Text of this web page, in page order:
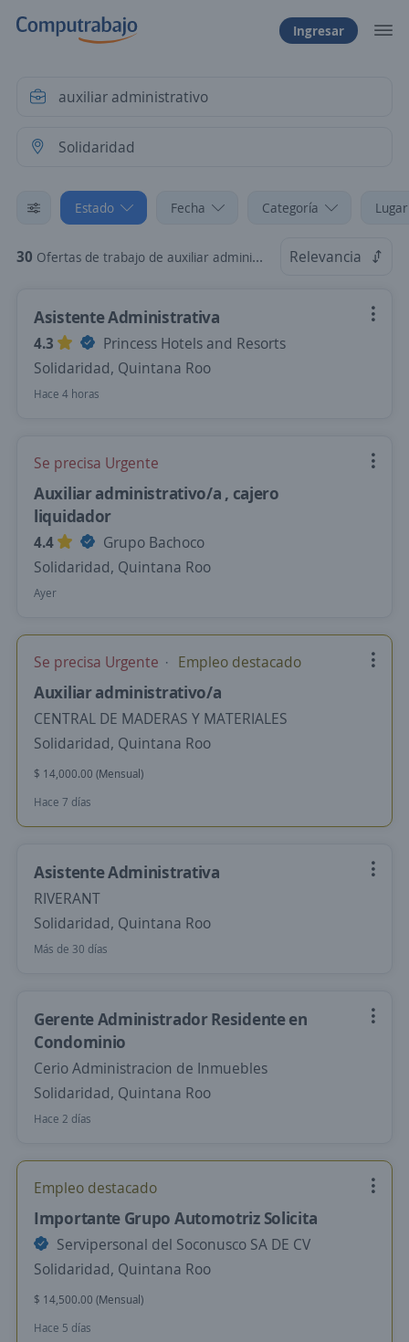
Ingresar
Estado Fecha Categoría
30 Ofertas de trabajo de auxiliar administrativo en Solidaridad, Quintana Roo Relevancia
Asistente Administrativa
4.3
Princess Hotels and Resorts
Solidaridad, Quintana Roo
Hace 4 horas
Se precisa Urgente
Auxiliar administrativo/a , cajero
liquidador
4.4
Grupo Bachoco
Solidaridad, Quintana Roo
Ayer
Se precisa Urgente Empleo destacado
Auxiliar administrativo/a
CENTRAL DE MADERAS Y MATERIALES
Solidaridad, Quintana Roo
$ 14,000.00 (Mensual)
Hace 7 días
Asistente Administrativa
RIVERANT
Solidaridad, Quintana Roo
Más de 30 días
Gerente Administrador Residente en
Condominio
Cerio Administracion de Inmuebles
Solidaridad, Quintana Roo
Hace 2 días
Empleo destacado
Importante Grupo Automotriz Solicita
Servipersonal del Soconusco SA DE CV
Solidaridad, Quintana Roo
$ 14,500.00 (Mensual)
Hace 5 días